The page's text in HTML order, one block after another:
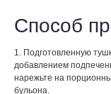
Способ
1. Подготовленную
добавлением
нарежьте на
бульона.